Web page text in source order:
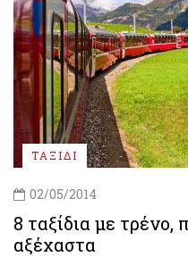
ΤΑΞΙΔΙ
02/05/2014
8 ταξίδια με τρένο,
αξέχαστα